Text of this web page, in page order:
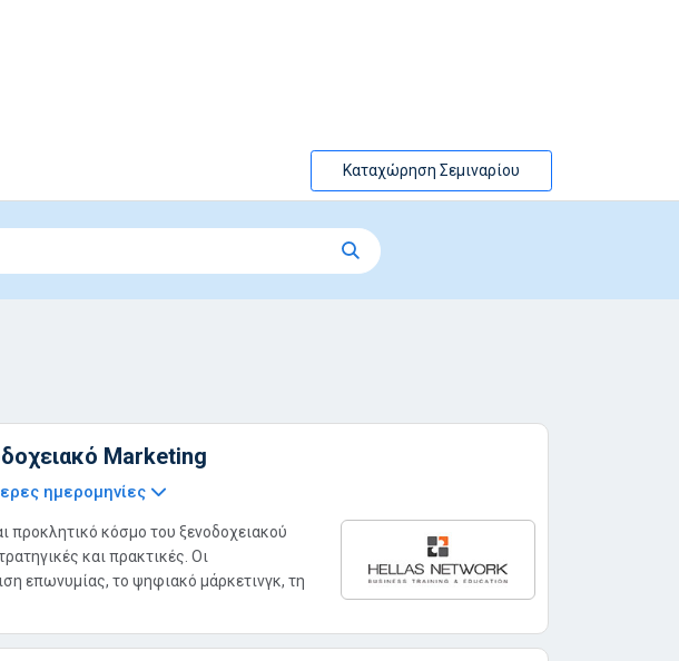
Καταχώρηση Σεμιναρίου
Marketing
ημερομηνίες
προκλητικό κόσμο του ξενοδοχειακού
και πρακτικές. Οι
επωνυμίας, το ψηφιακό μάρκετινγκ, τη